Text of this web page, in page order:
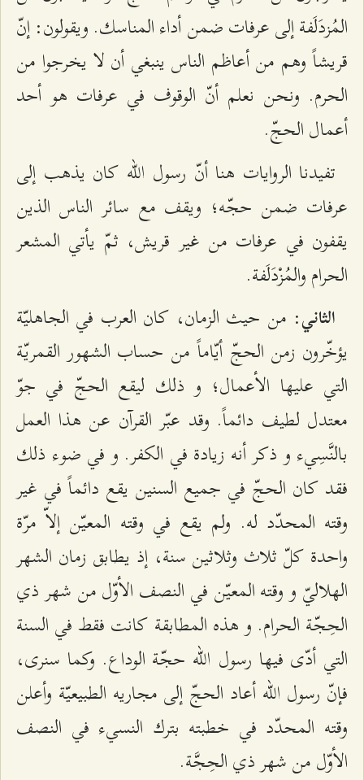
المُزدَلَفة‌ إلی‌ عرفات‌ ضمن‌ أداء المناسك‌. ويقولون‌: إنّ
قريشاً وهم‌ من‌ أعاظم‌ الناس‌ ينبغي‌ أن‌ لا يخرجوا من‌
الحرم‌. ونحن‌ نعلم‌ أنّ الوقوف‌ في عرفات‌ هو أحد
أعمال‌ الحجّ.
تفيدنا الروايات‌ هنا أنّ رسول الله‌ كان‌ يذهب‌ إلی‌
عرفات‌ ضمن‌ حجّه‌؛ ويقف‌ مع‌ سائر الناس‌ الذين‌
يقفون‌ في عرفات‌ من‌ غير قريش‌، ثمّ يأتي‌ المشعر
الحرام‌ والمُزْدَلَفة‌.
الثاني‌: من‌ حيث‌ الزمان‌، كان‌ العرب‌ في الجاهليّة‌
يؤخّرون‌ زمن‌ الحجّ أيّاماً من‌ حساب‌ الشهور القمريّة‌
التي عليها الأعمال‌؛ و ذلك‌ ليقع‌ الحجّ في جوّ
معتدل‌ لطيف‌ دائماً. وقد عبّر القرآن‌ عن‌ هذا العمل‌
بالنَّسِي‌ء و ذكر أنه‌ زيادة‌ في الكفر. و في ضوء ذلك‌
فقد كان‌ الحجّ في جميع‌ السنين‌ يقع‌ دائماً في غير
وقته‌ المحدّد له‌. ولم‌ يقع‌ في وقته‌ المعيّن‌ إلاّ مرّة‌
واحدة‌ كلّ ثلاث‌ وثلاثين‌ سنة‌، إذ يطابق‌ زمان‌ الشهر
الهلاليّ و وقته‌ المعيّن‌ في النصف‌ الأوّل‌ من‌ شهر ذي‌
الحِجّة‌ الحرام‌. و هذه‌ المطابقة‌ كانت‌ فقط‌ في السنة‌
التي أدّی‌ فيها رسول الله‌ حجّة‌ الوداع‌. وكما سنری‌،
فإنّ رسول الله‌ أعاد الحجّ إلی‌ مجاريه‌ الطبيعيّة‌ وأعلن‌
وقته‌ المحدّد في خطبته‌ بترك‌ النسي‌ء في النصف‌
الأوّل‌ من‌ شهر ذي‌ الحِجَّة‌.